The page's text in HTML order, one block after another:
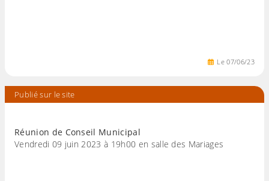
Le07/06/23
Publié sur le site
Réunion de Conseil Municipal
Vendredi 09 juin 2023 à 19h00 en salle des Mariages